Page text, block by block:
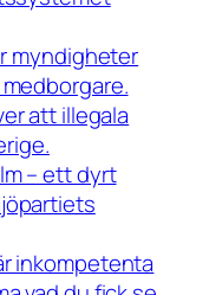
myndigheter
att illegala
– ett dyrt
inkompetenta